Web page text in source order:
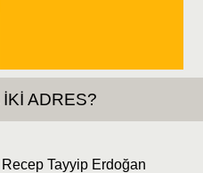
ADRES?
Tayyip Erdoğan